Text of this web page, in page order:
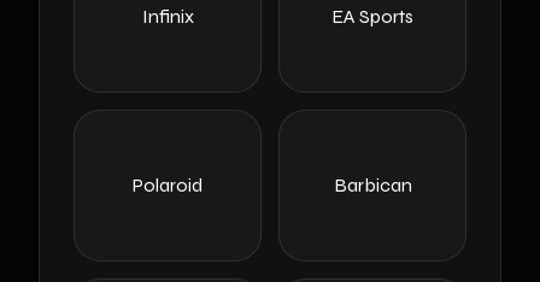
EA Sports
Infinix
Barbican
Polaroid